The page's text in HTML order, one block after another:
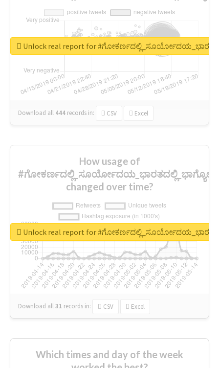
Download all 444 records in: CSV Excel
Unlock real report for
How usage of
changed over time?
Download all31 records in: CSV Excel
Unlock real report for
Which times and day of the week